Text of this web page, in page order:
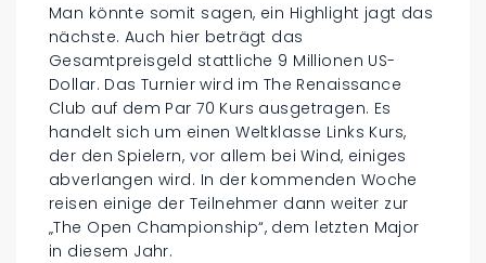
Man könnte somit sagen, ein Highlight jagt das
nächste. Auch hier beträgt das
Gesamtpreisgeld stattliche 9 Millionen US-
Dollar. Das Turnier wird im The Renaissance
Club auf dem Par 70 Kurs ausgetragen. Es
handelt sich um einen Weltklasse Links Kurs,
der den Spielern, vor allem bei Wind, einiges
abverlangen wird. In der kommenden Woche
reisen einige der Teilnehmer dann weiter zur
„The Open Championship“, dem letzten Major
in diesem Jahr.